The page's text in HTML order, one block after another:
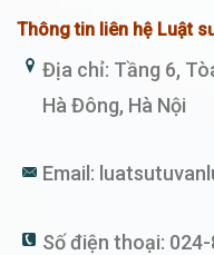
Thông tin liên hệ Luật
Địa chỉ: Tầng 6,
Hà Đông, Hà Nội
Email:
Số điện thoại: